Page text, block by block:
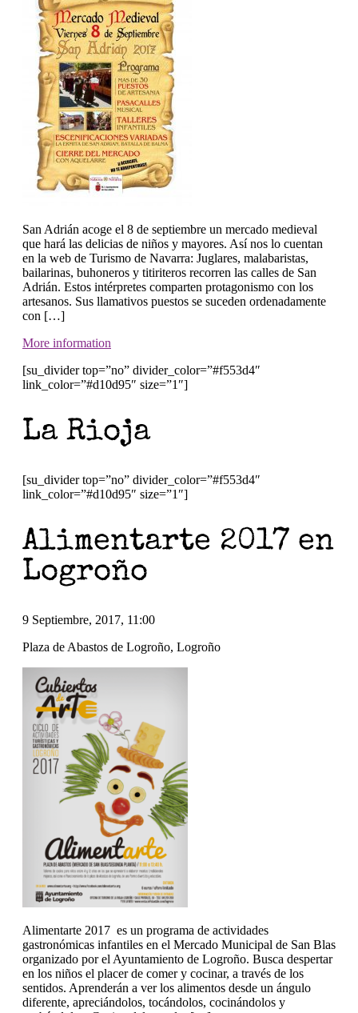
San Adrián acoge el 8 de septiembre un mercado medieval
que hará las delicias de niños y mayores. Así nos lo cuentan
en la web de Turismo de Navarra: Juglares, malabaristas,
bailarinas, buhoneros y titiriteros recorren las calles de San
Adrián. Estos intérpretes comparten protagonismo con los
artesanos. Sus llamativos puestos se suceden ordenadamente
con […]
More information
[su_divider top=”no” divider_color=”#f553d4″
link_color=”#d10d95″ size=”1″]
La Rioja
[su_divider top=”no” divider_color=”#f553d4″
link_color=”#d10d95″ size=”1″]
Alimentarte 2017 en
Logroño
9 Septiembre, 2017, 11:00
Plaza de Abastos de Logroño, Logroño
Alimentarte 2017 es un programa de actividades
gastronómicas infantiles en el Mercado Municipal de San Blas
organizado por el Ayuntamiento de Logroño. Busca despertar
en los niños el placer de comer y cocinar, a través de los
sentidos. Aprenderán a ver los alimentos desde un ángulo
diferente, apreciándolos, tocándolos, cocinándolos y